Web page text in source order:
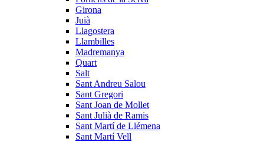
Girona
Juià
Llagostera
Llambilles
Madremanya
Quart
Salt
Sant Andreu Salou
Sant Gregori
Sant Joan de Mollet
Sant Julià de Ramis
Sant Martí de Llémena
Sant Martí Vell